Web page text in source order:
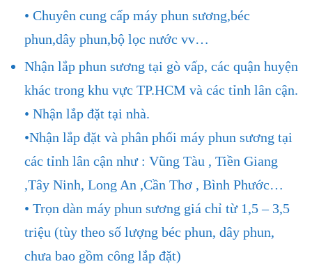
• Chuyên cung cấp máy phun sương,béc
phun,dây phun,bộ lọc nước vv…
Nhận lắp phun sương tại gò vấp, các quận huyện
khác trong khu vực TP.HCM và các tỉnh lân cận.
• Nhận lắp đặt tại nhà.
•Nhận lắp đặt và phân phối máy phun sương tại
các tỉnh lân cận như : Vũng Tàu , Tiền Giang
,Tây Ninh, Long An ,Cần Thơ , Bình Phước…
• Trọn dàn máy phun sương giá chỉ từ 1,5 – 3,5
triệu (tùy theo số lượng béc phun, dây phun,
chưa bao gồm công lắp đặt)